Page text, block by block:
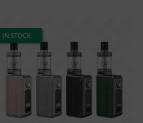
IN STOCK